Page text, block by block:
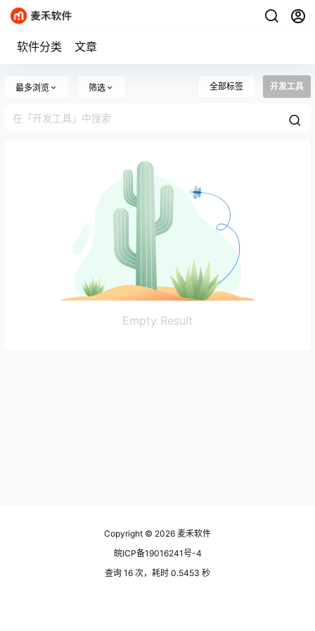
软件分类 文章
最多浏览 筛选 全部标签 开发工具
Empty Result
Copyright © 2026 麦禾软件
皖ICP备19016241号-4
查询 16 次，耗时 0.5453 秒